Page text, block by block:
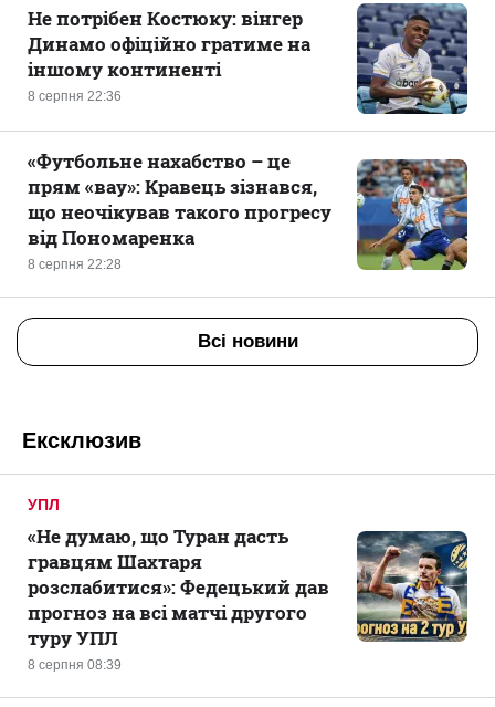
8 серпня 22:36
Не потрібен Костюку: вінгер
Динамо офіційно гратиме на
іншому континенті
8 серпня 22:28
«Футбольне нахабство – це
прям «вау»: Кравець зізнався,
що неочікував такого прогресу
від Пономаренка
Всі новини
Ексклюзив
УПЛ
8 серпня 08:39
«Не думаю, що Туран дасть
гравцям Шахтаря
розслабитися»: Федецький дав
прогноз на всі матчі другого
туру УПЛ